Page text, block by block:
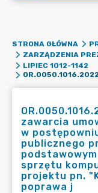
STRONA GŁÓWNA
ZARZĄDZENIA
LIPIEC 1012-1142
zawarcia
w
publicznego
sprzętu
projektu pn.
poprawa j